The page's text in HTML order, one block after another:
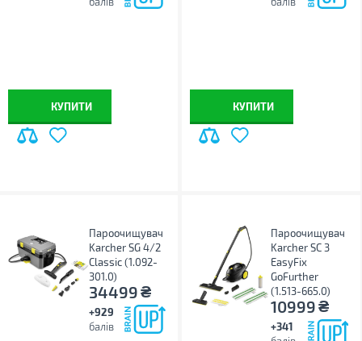
КУПИТИ КУПИТИ
Пароочищувач
Karcher SG 4/2
Classic (1.092-
301.0)
34499₴
+929
балів
Пароочищувач
Karcher SC 3
EasyFix
GoFurther
(1.513-665.0)
10999₴
+341